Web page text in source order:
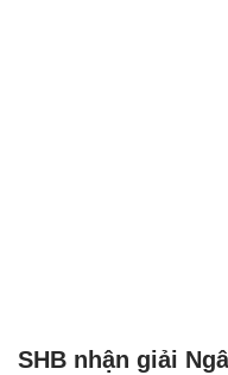
SHB nhận giải